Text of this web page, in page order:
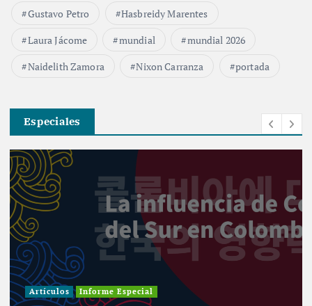
Gustavo Petro
Hasbreidy Marentes
Laura Jácome
mundial
mundial 2026
Naidelith Zamora
Nixon Carranza portada
Especiales
Artículos Informe Especial